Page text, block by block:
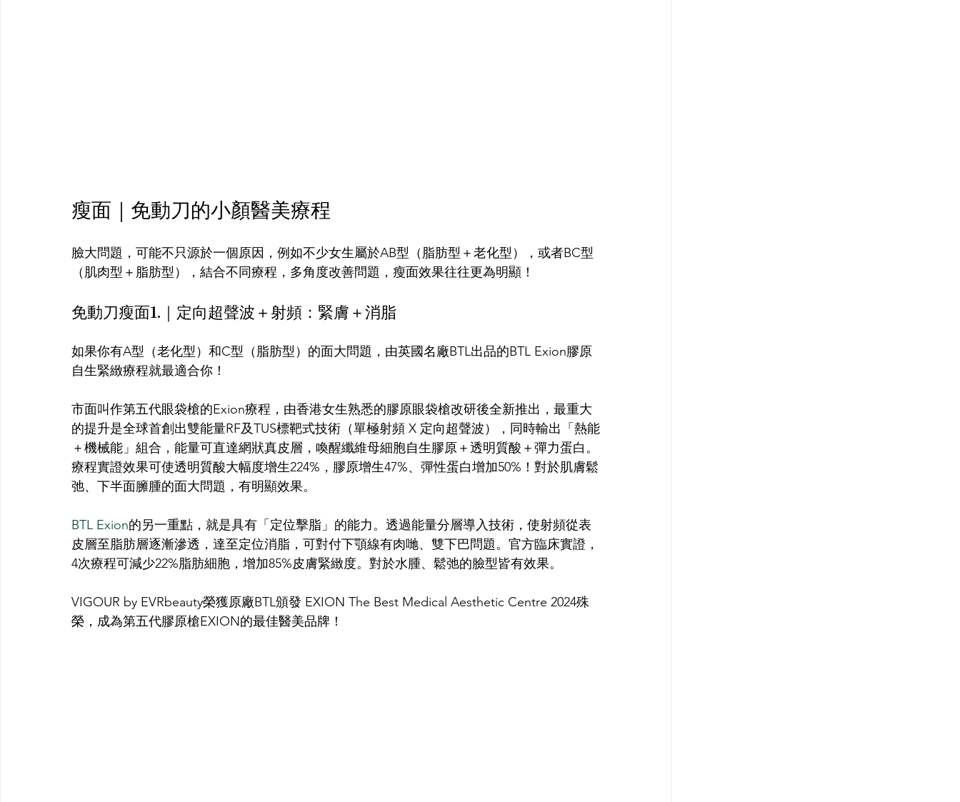
瘦面｜免動刀的小顏醫美療程
臉大問題，可能不只源於一個原因，例如不少女生屬於AB型（脂肪型＋老化型），或者BC型
（肌肉型＋脂肪型），結合不同療程，多角度改善問題，瘦面效果往往更為明顯！
免動刀瘦面1.｜定向超聲波＋射頻：緊膚＋消脂
如果你有A型（老化型）和C型（脂肪型）的面大問題，由英國名廠BTL出品的BTL Exion膠原
自生緊緻療程就最適合你！
市面叫作第五代眼袋槍的Exion療程，由香港女生熟悉的膠原眼袋槍改研後全新推出，最重大
的提升是全球首創出雙能量RF及TUS標靶式技術（單極射頻 X 定向超聲波），同時輸出「熱能
＋機械能」組合，能量可直達網狀真皮層，喚醒纖維母細胞自生膠原＋透明質酸＋彈力蛋白。
療程實證效果可使透明質酸大幅度增生224%，膠原增生47%、彈性蛋白增加50%！對於肌膚鬆
弛、下半面臃腫的面大問題，有明顯效果。
BTL Exion的另一重點，就是具有「定位擊脂」的能力。透過能量分層導入技術，使射頻從表
皮層至脂肪層逐漸滲透，達至定位消脂，可對付下顎線有肉哋、雙下巴問題。官方臨床實證，
4次療程可減少22%脂肪細胞，增加85%皮膚緊緻度。對於水腫、鬆弛的臉型皆有效果。
VIGOUR by EVRbeauty榮獲原廠BTL頒發 EXION The Best Medical Aesthetic Centre 2024殊
榮，成為第五代膠原槍EXION的最佳醫美品牌！